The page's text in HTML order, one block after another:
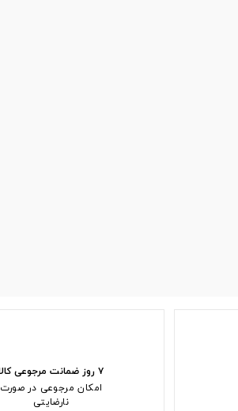
۷ روز ضمانت مرجوعی کالا
امکان مرجوعی در صورت
نارضایتی